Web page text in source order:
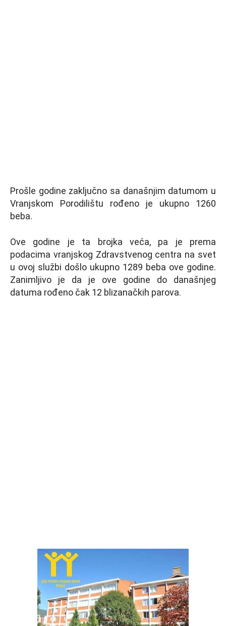
Prošle godine zaključno sa današnjim datumom u
Vranjskom Porodilištu rođeno je ukupno 1260
beba.
Ove godine je ta brojka veća, pa je prema
podacima vranjskog Zdravstvenog centra na svet
u ovoj službi došlo ukupno 1289 beba ove godine.
Zanimljivo je da je ove godine do današnjeg
datuma rođeno čak 12 blizanačkih parova.